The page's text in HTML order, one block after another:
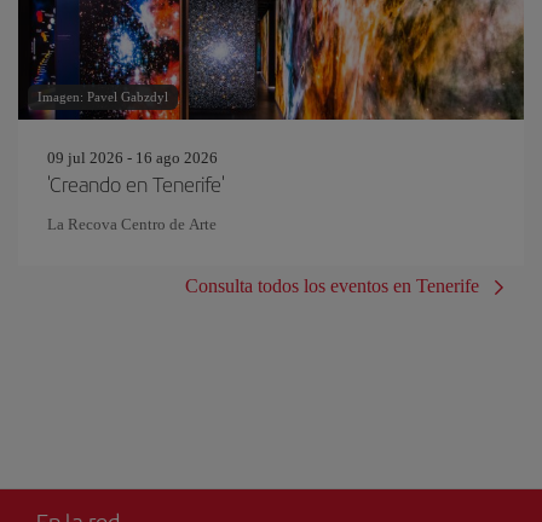
Imagen: Pavel Gabzdyl
09 jul 2026 - 16 ago 2026
'Creando en Tenerife'
La Recova Centro de Arte
Consulta todos los eventos en Tenerife